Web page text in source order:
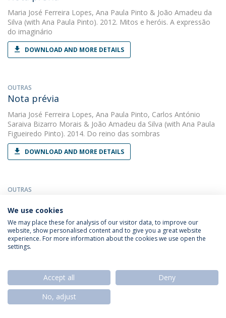
Maria José Ferreira Lopes, Ana Paula Pinto & João Amadeu da
Silva (with Ana Paula Pinto). 2012. Mitos e heróis. A expressão
do imaginário
DOWNLOAD AND MORE DETAILS
OUTRAS
Nota prévia
Maria José Ferreira Lopes, Ana Paula Pinto, Carlos António
Saraiva Bizarro Morais & João Amadeu da Silva (with Ana Paula
Figueiredo Pinto). 2014. Do reino das sombras
DOWNLOAD AND MORE DETAILS
OUTRAS
Maria José Ferreira Lopes
2022. Brotéria
DOWNLOAD AND MORE DETAILS
OUTRAS
O Ablativo Absoluto. Um estudo diacrónico
We use cookies
We may place these for analysis of our visitor data, to improve our
website, show personalised content and to give you a great website
experience. For more information about the cookies we use open the
settings.
Accept all
Deny
No, adjust